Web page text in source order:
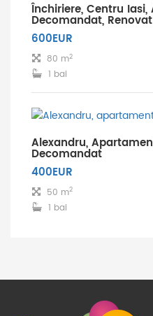
Închiriere, Centru
Decomandat, Renovat
600EUR
80 m2
1 bai
Alexandru,
Decomandat
400EUR
50 m2
1 bai